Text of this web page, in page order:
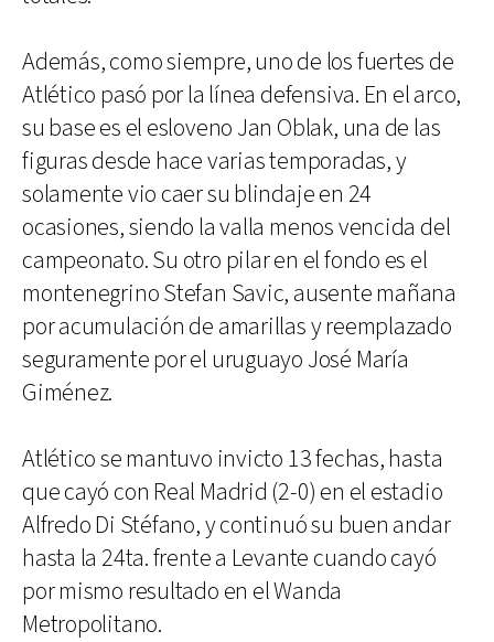
Además, como siempre, uno de los fuertes de
Atlético pasó por la línea defensiva. En el arco,
su base es el esloveno Jan Oblak, una de las
figuras desde hace varias temporadas, y
solamente vio caer su blindaje en 24
ocasiones, siendo la valla menos vencida del
campeonato. Su otro pilar en el fondo es el
montenegrino Stefan Savic, ausente mañana
por acumulación de amarillas y reemplazado
seguramente por el uruguayo José María
Giménez.
Atlético se mantuvo invicto 13 fechas, hasta
que cayó con Real Madrid (2-0) en el estadio
Alfredo Di Stéfano, y continuó su buen andar
hasta la 24ta. frente a Levante cuando cayó
por mismo resultado en el Wanda
Metropolitano.